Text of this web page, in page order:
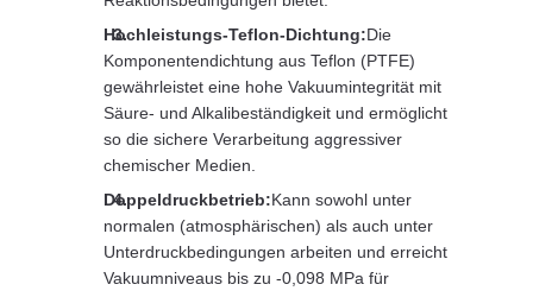
Hochleistungs-Teflon-Dichtung:Die
Komponentendichtung aus Teflon (PTFE)
gewährleistet eine hohe Vakuumintegrität mit
Säure- und Alkalibeständigkeit und ermöglicht
so die sichere Verarbeitung aggressiver
chemischer Medien.
Doppeldruckbetrieb:Kann sowohl unter
normalen (atmosphärischen) als auch unter
Unterdruckbedingungen arbeiten und erreicht
Vakuumniveaus bis zu -0,098 MPa für